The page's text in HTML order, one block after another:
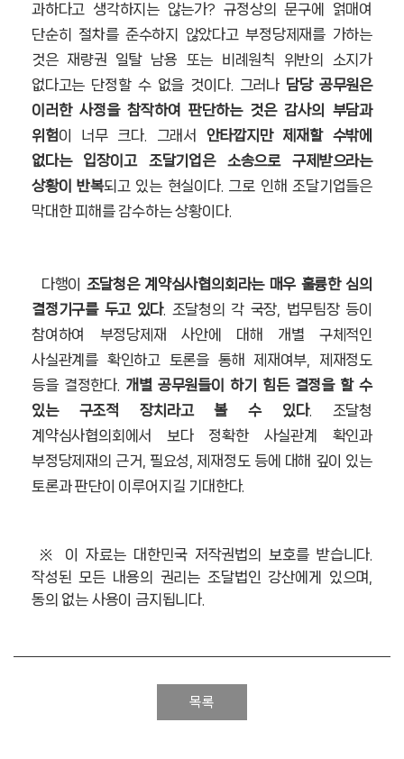
과하다고 생각하지는 않는가? 규정상의 문구에 얽매여
단순히 절차를 준수하지 않았다고 부정당제재를 가하는
것은 재량권 일탈 남용 또는 비례원칙 위반의 소지가
없다고는 단정할 수 없을 것이다. 그러나 담당 공무원은
이러한 사정을 참작하여 판단하는 것은 감사의 부담과
위험이 너무 크다. 그래서 안타깝지만 제재할 수밖에
없다는 입장이고 조달기업은 소송으로 구제받으라는
상황이 반복되고 있는 현실이다. 그로 인해 조달기업들은
막대한 피해를 감수하는 상황이다.
다행이 조달청은 계약심사협의회라는 매우 훌륭한 심의
결정기구를 두고 있다. 조달청의 각 국장, 법무팀장 등이
참여하여 부정당제재 사안에 대해 개별 구체적인
사실관계를 확인하고 토론을 통해 제재여부, 제재정도
등을 결정한다. 개별 공무원들이 하기 힘든 결정을 할 수
있는 구조적 장치라고 볼 수 있다. 조달청
계약심사협의회에서 보다 정확한 사실관계 확인과
부정당제재의 근거, 필요성, 제재정도 등에 대해 깊이 있는
토론과 판단이 이루어지길 기대한다.
※ 이 자료는 대한민국 저작권법의 보호를 받습니다.
작성된 모든 내용의 권리는 조달법인 강산에게 있으며,
동의 없는 사용이 금지됩니다.
목록